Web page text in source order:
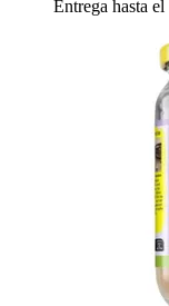
Entrega hasta